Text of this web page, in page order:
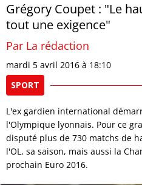
Grégory Coupet : "Le
tout une exigence"
Par La rédaction
mardi 5 avril 2016 à 18:10
SPORT
L'ex gardien international
l'Olympique lyonnais. Pour ce
disputé plus de 730 matchs de
l'OL, sa saison, mais aussi la
prochain Euro 2016.